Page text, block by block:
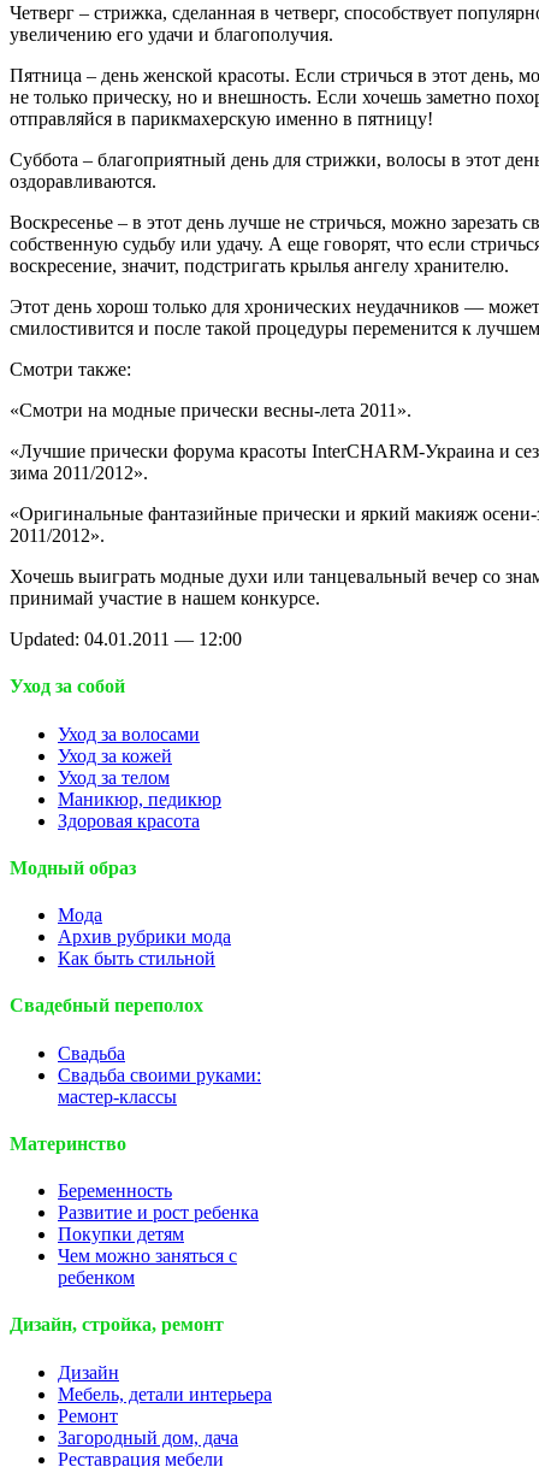
Четверг – стрижка, сделанная в четверг, способствует
увеличению его удачи и благополучия.
Пятница – день женской красоты. Если стричься в этот день,
не только прическу, но и внешность. Если хочешь заметно
отправляйся в парикмахерскую именно в пятницу!
Суббота – благоприятный день для стрижки, волосы в этот
оздоравливаются.
Воскресенье – в этот день лучше не стричься, можно зарезать
собственную судьбу или удачу. А еще говорят, что если
воскресение, значит, подстригать крылья ангелу хранителю.
Этот день хорош только для хронических неудачников —
смилостивится и после такой процедуры переменится к
Смотри также:
«Смотри на модные прически весны-лета 2011».
«Лучшие прически форума красоты InterCHARM-Украина и
зима 2011/2012».
«Оригинальные фантазийные прически и яркий макияж
2011/2012».
Хочешь выиграть модные духи или танцевальный вечер со
принимай участие в нашем конкурсе.
Updated: 04.01.2011 — 12:00
Уход за собой
Уход за волосами
Уход за кожей
Уход за телом
Маникюр, педикюр
Здоровая красота
Модный образ
Мода
Архив рубрики мода
Как быть стильной
Свадебный переполох
Свадьба
Свадьба своими руками:
мастер-классы
Материнство
Беременность
Развитие и рост ребенка
Покупки детям
Чем можно заняться с
ребенком
Дизайн, стройка, ремонт
Дизайн
Мебель, детали интерьера
Ремонт
Загородный дом, дача
Реставрация мебели